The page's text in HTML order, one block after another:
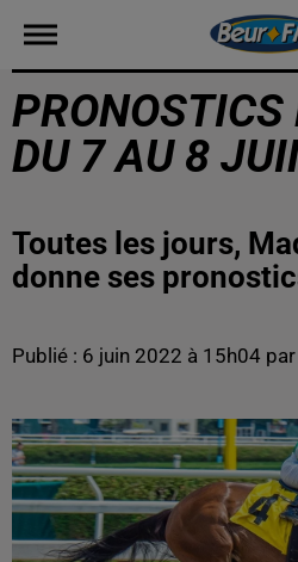
DU 7 AU 8
Toutes les jours,
donne ses
Publié : 6 juin 2022 à 15h04